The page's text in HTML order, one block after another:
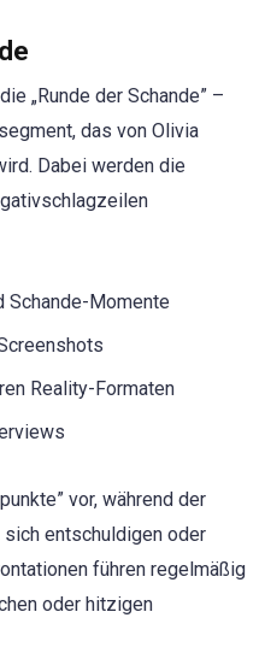
„Runde der Schande” –
das von Olivia
Dabei werden die
Schande-Momente
Reality-Formaten
vor, während der
entschuldigen oder
führen regelmäßig
oder hitzigen